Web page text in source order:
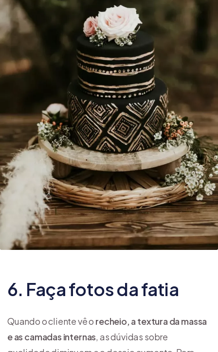
6. Faça fotos da fatia
Quando o cliente vê o recheio, a textura da massa
e as camadas internas, as dúvidas sobre